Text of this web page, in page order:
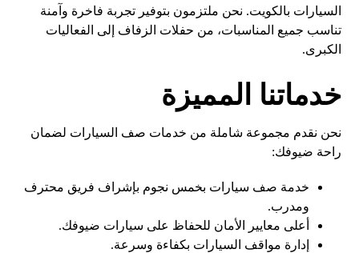
السيارات بالكويت. نحن ملتزمون بتوفير تجربة فاخرة وآمنة
تناسب جميع المناسبات، من حفلات الزفاف إلى الفعاليات
الكبرى.
خدماتنا المميزة
نحن نقدم مجموعة شاملة من خدمات صف السيارات لضمان
راحة ضيوفك:
خدمة صف سيارات بخمس نجوم بإشراف فريق محترف
ومدرب.
أعلى معايير الأمان للحفاظ على سيارات ضيوفك.
إدارة مواقف السيارات بكفاءة وسرعة.